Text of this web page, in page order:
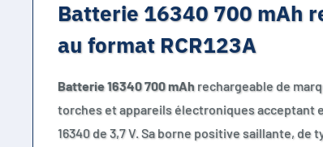
Batterie 16340 700 mAh
au format RCR123A
Batterie 16340 700 mAh rechargeable de
torches et appareils électroniques acceptant
16340 de 3,7 V. Sa borne positive saillante, de